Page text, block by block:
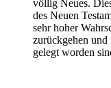
völlig Neues.
des Neuen
sehr hoher
zurückgehen
gelegt worden